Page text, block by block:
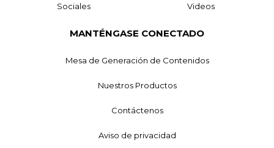
Sociales Videos
MANTÉNGASE CONECTADO
Mesa de Generación de Contenidos
Nuestros Productos
Contáctenos
Aviso de privacidad